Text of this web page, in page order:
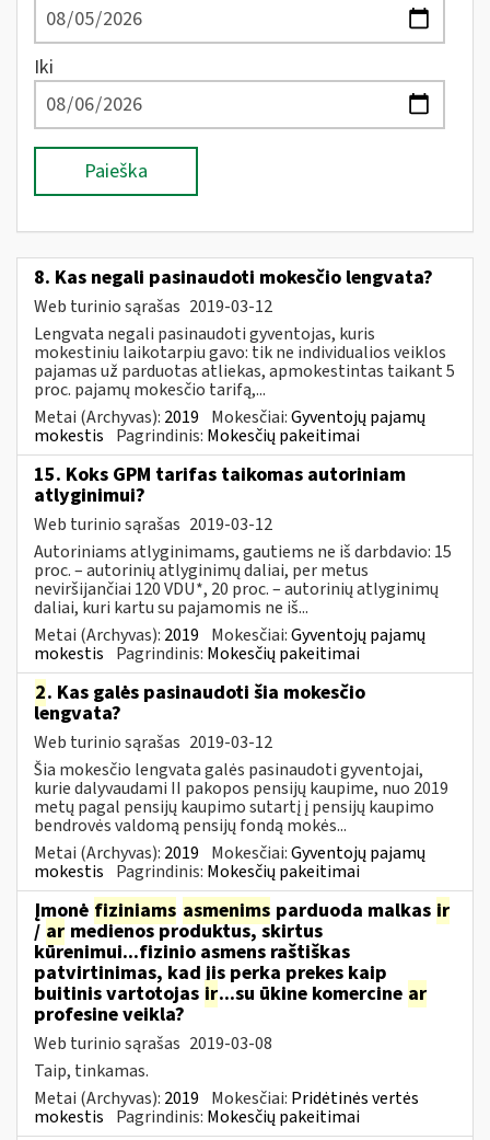
Iki
Paieška
8. Kas negali pasinaudoti mokesčio lengvata?
Web turinio sąrašas 2019-03-12
Lengvata negali pasinaudoti gyventojas, kuris
mokestiniu laikotarpiu gavo: tik ne individualios veiklos
pajamas už parduotas atliekas, apmokestintas taikant 5
proc. pajamų mokesčio tarifą,...
Metai (Archyvas): 2019 Mokesčiai:Gyventojų pajamų
mokestis Pagrindinis: Mokesčių pakeitimai
15. Koks GPM tarifas taikomas autoriniam
atlyginimui?
Web turinio sąrašas 2019-03-12
Autoriniams atlyginimams, gautiems ne iš darbdavio: 15
proc. – autorinių atlyginimų daliai, per metus
neviršijančiai 120 VDU*, 20 proc. – autorinių atlyginimų
daliai, kuri kartu su pajamomis ne iš...
Metai (Archyvas): 2019 Mokesčiai:Gyventojų pajamų
mokestis Pagrindinis: Mokesčių pakeitimai
2. Kas galės pasinaudoti šia mokesčio
lengvata?
Web turinio sąrašas 2019-03-12
Šia mokesčio lengvata galės pasinaudoti gyventojai,
kurie dalyvaudami II pakopos pensijų kaupime, nuo 2019
metų pagal pensijų kaupimo sutartį į pensijų kaupimo
bendrovės valdomą pensijų fondą mokės...
Metai (Archyvas): 2019 Mokesčiai:Gyventojų pajamų
mokestis Pagrindinis: Mokesčių pakeitimai
Įmonė fiziniams asmenims parduoda malkas ir
/ ar medienos produktus, skirtus
kūrenimui...fizinio asmens raštiškas
patvirtinimas, kad jis perka prekes kaip
buitinis vartotojas ir...su ūkine komercine ar
profesine veikla?
Web turinio sąrašas 2019-03-08
Taip, tinkamas.
Metai (Archyvas): 2019 Mokesčiai: Pridėtinės vertės
mokestis Pagrindinis: Mokesčių pakeitimai